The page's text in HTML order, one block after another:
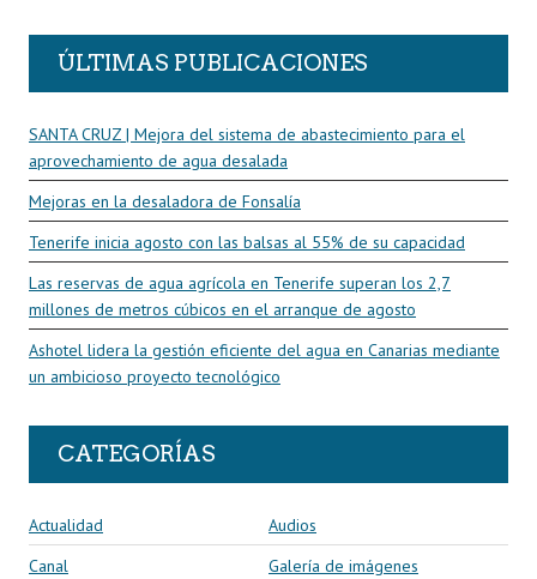
ÚLTIMAS PUBLICACIONES
SANTA CRUZ | Mejora del sistema de abastecimiento para el
aprovechamiento de agua desalada
Mejoras en la desaladora de Fonsalía
Tenerife inicia agosto con las balsas al 55% de su capacidad
Las reservas de agua agrícola en Tenerife superan los 2,7
millones de metros cúbicos en el arranque de agosto
Ashotel lidera la gestión eficiente del agua en Canarias mediante
un ambicioso proyecto tecnológico
CATEGORÍAS
Actualidad
Audios
Canal
Galería de imágenes